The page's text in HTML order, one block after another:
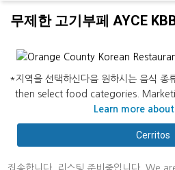
무제한 고기부페 AYCE
*지역을 선택하신다음 원하시는 음식
then select food categories.
Learn more about
Cerritos